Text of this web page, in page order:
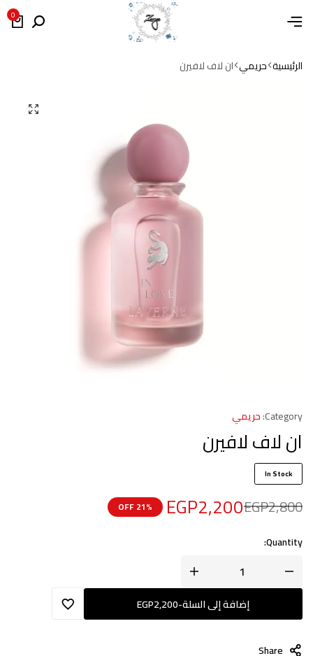
0
الرئيسية حريمي ان لاف لافيرن
Category: حريمي
ان لاف لافيرن
In Stock
EGP2,800
EGP2,200
21% OFF
Quantity:
إضافة إلى السلة-
EGP2,200
Share